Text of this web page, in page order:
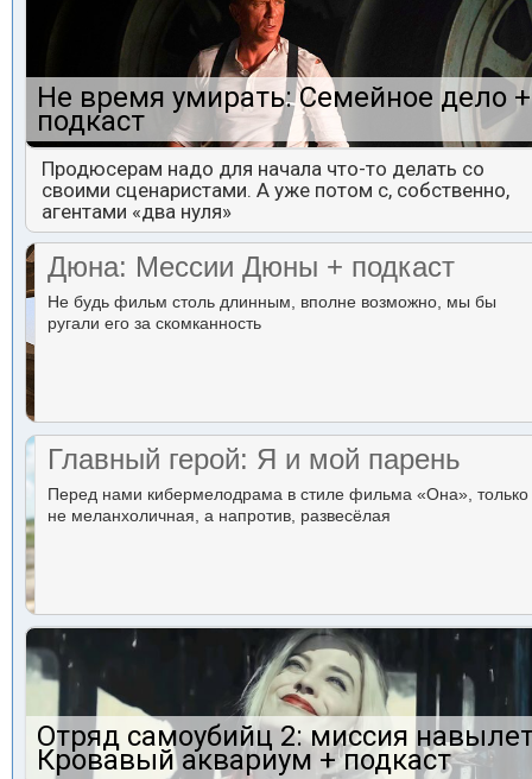
Не время умирать: Семейное дело +
подкаст
Продюсерам надо для начала что-то делать со
своими сценаристами. А уже потом с, собственно,
агентами «два нуля»
Дюна: Мессии Дюны + подкаст
Не будь фильм столь длинным, вполне возможно, мы бы
ругали его за скомканность
Главный герой: Я и мой парень
Перед нами кибермелодрама в стиле фильма «Она», только
не меланхоличная, а напротив, развесёлая
Отряд самоубийц 2: миссия
Кровавый аквариум + подкаст